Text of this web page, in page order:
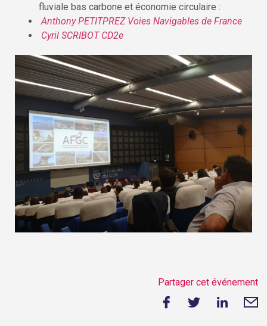
fluviale bas carbone et économie circulaire :
Anthony PETITPREZ Voies Navigables de France
Cyril SCRIBOT CD2e
Partager cet événement